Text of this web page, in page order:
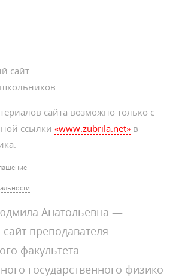
сайт
сайта возможно только с
ссылки«www.zubrila.net» в
Анатольевна —
преподавателя
факультета
государственного физико-